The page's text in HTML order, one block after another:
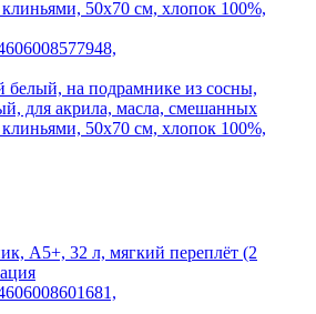
белый, на подрамнике из сосны,
для акрила, масла, смешанных
50х70 см, хлопок 100%,